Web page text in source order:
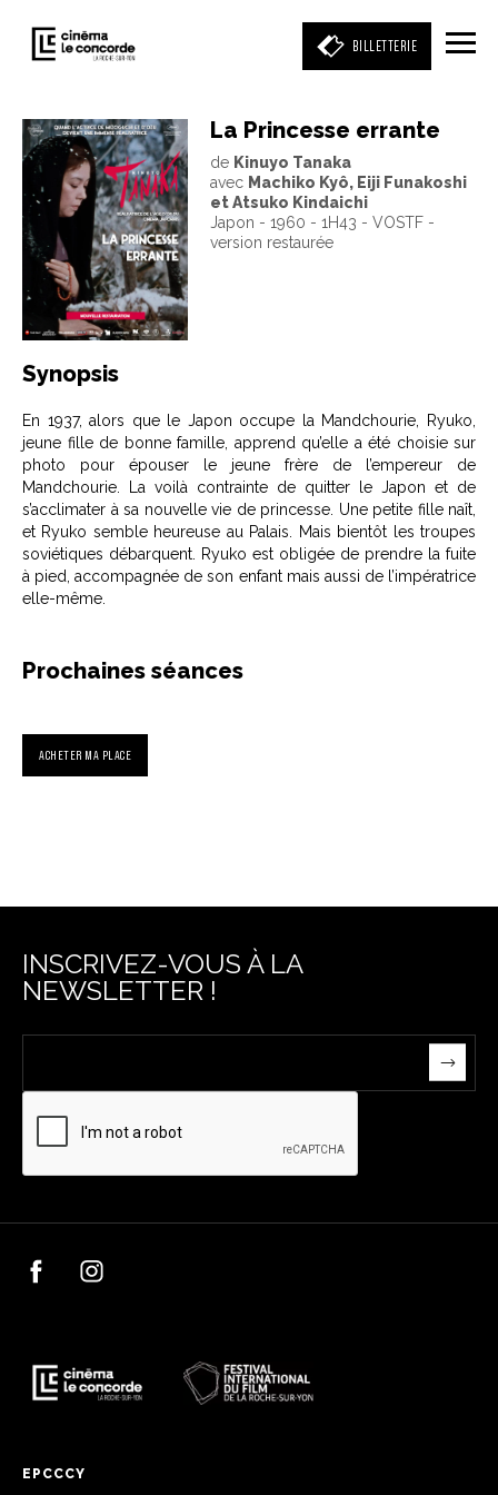
BILLETTERIE
Entrez votre mot clé
(film, réalisateur, acteur, événement)
La Princesse errante
de Kinuyo Tanaka
avec Machiko Kyô, Eiji Funakoshi
et Atsuko Kindaichi
Japon - 1960 - 1H43 - VOSTF -
version restaurée
Synopsis
En 1937, alors que le Japon occupe la Mandchourie, Ryuko,
jeune fille de bonne famille, apprend qu’elle a été choisie sur
photo pour épouser le jeune frère de l’empereur de
Mandchourie. La voilà contrainte de quitter le Japon et de
s’acclimater à sa nouvelle vie de princesse. Une petite fille naît,
et Ryuko semble heureuse au Palais. Mais bientôt les troupes
soviétiques débarquent. Ryuko est obligée de prendre la fuite
à pied, accompagnée de son enfant mais aussi de l’impératrice
elle-même.
Prochaines séances
ACHETER MA PLACE
INSCRIVEZ-VOUS À LA
NEWSLETTER !
EPCCCY